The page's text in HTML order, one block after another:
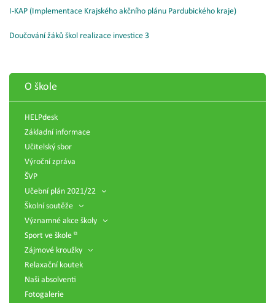
I-KAP (Implementace Krajského akčního plánu Pardubického kraje)
Doučování žáků škol realizace investice 3
O škole
HELPdesk
Základní informace
Učitelský sbor
Výroční zpráva
ŠVP
Učební plán 2021/22
Školní soutěže
Významné akce školy
Sport ve škole
Zájmové kroužky
Relaxační koutek
Naši absolventi
Fotogalerie